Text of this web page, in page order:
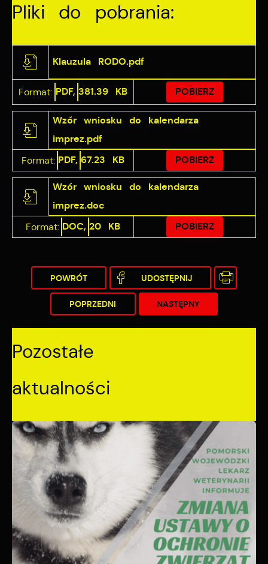
Pliki do pobrania:
Klauzula RODO.pdf
Format: PDF, 381.39 KB POBIERZ
Wzór wniosku do kalendarza
imprez.pdf
Format: PDF, 67.23 KB POBIERZ
Wzór wniosku do kalendarza
imprez.doc
Format: DOC, 20 KB POBIERZ
POWRÓT UDOSTĘPNIJ
POPRZEDNI NASTĘPNY
Pozostałe
aktualności
dostawców usług. Firmy te działają w charakterze
społecznościowych.